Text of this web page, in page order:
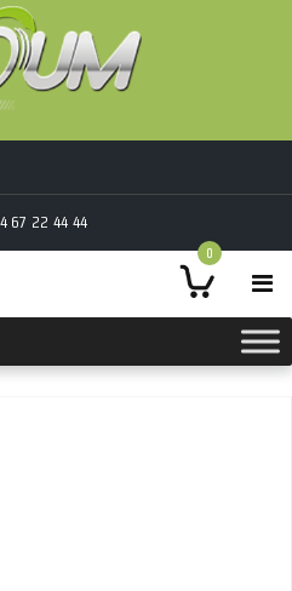
67 22 44 44
0